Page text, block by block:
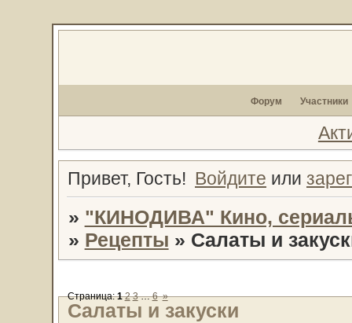
Форум Участники
Привет, Гость! Войдите или
» "КИНОДИВА" Кино,
» Рецепты » Салаты и
Салаты и закуски
Страница:1 2 3 … 6 »